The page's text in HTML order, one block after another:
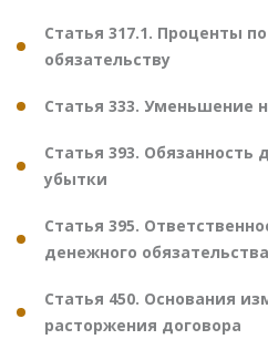
Статья 317.1. Проценты
обязательству
Статья 333. Уменьшение
Статья 393. Обязанность
убытки
Статья 395.
денежного обязательства
Статья 450. Основания
расторжения договора